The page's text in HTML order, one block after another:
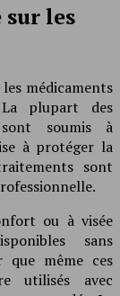
les
médicaments
plupart des
sont soumis à
à protéger la
sont
ou à visée
sans
même ces
utilisés avec